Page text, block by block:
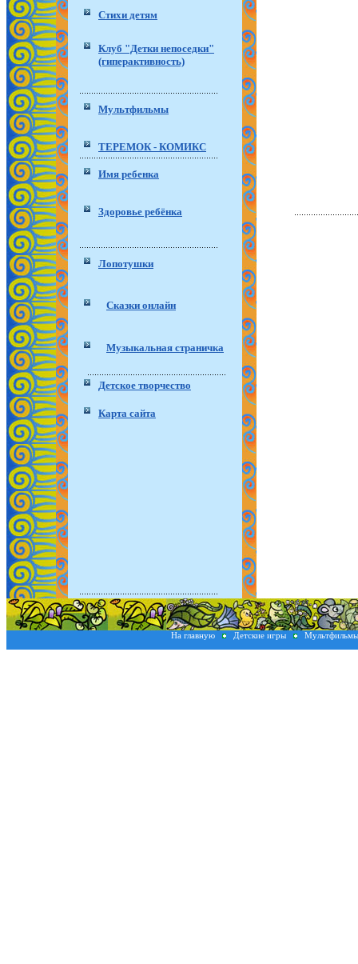
Стихи детям
Клуб "Детки непоседки"
(гиперактивность)
Мультфильмы
ТЕРЕМОК - КОМИКС
Имя ребенка
Здоровье ребёнка
Лопотушки
Сказки онлайн
Музыкальная страничка
Детское творчество
Карта сайта
На главную Детские игры Мультфильмы